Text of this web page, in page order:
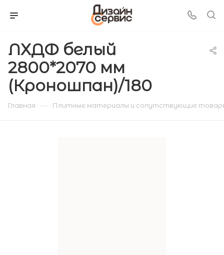
ЛХДФ белый
2800*2070 мм
(Кроношпан)/180
Главная — Плитные материалы и сопутствующие